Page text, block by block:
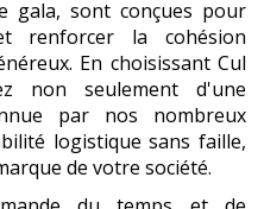
gala, sont conçues pour
renforcer la cohésion
En choisissant Cul
non seulement d'une
par nos nombreux
logistique sans faille,
de votre société.